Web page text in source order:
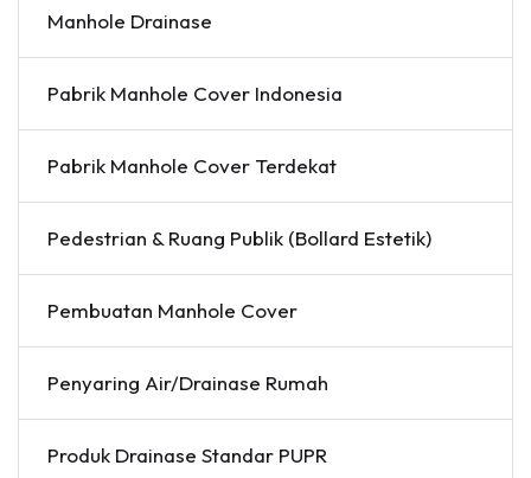
Manhole Drainase
Pabrik Manhole Cover Indonesia
Pabrik Manhole Cover Terdekat
Pedestrian & Ruang Publik (Bollard Estetik)
Pembuatan Manhole Cover
Penyaring Air/Drainase Rumah
Produk Drainase Standar PUPR